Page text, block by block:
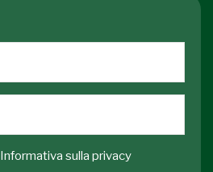
Informativa sulla privacy